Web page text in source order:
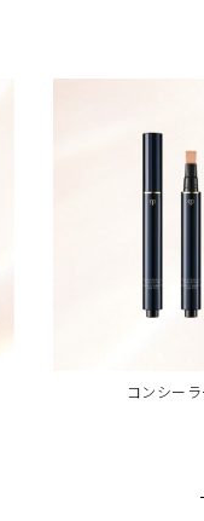
コンシーラ